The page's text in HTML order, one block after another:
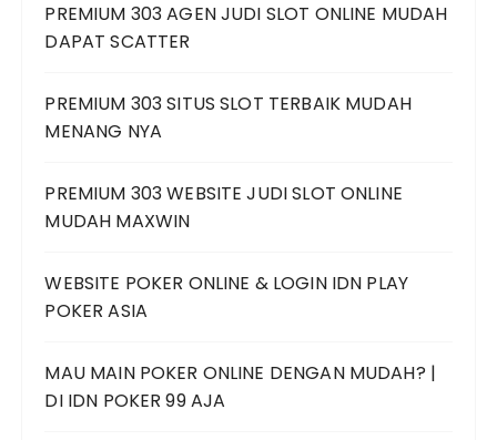
PREMIUM 303 AGEN JUDI SLOT ONLINE MUDAH
DAPAT SCATTER
PREMIUM 303 SITUS SLOT TERBAIK MUDAH
MENANG NYA
PREMIUM 303 WEBSITE JUDI SLOT ONLINE
MUDAH MAXWIN
WEBSITE POKER ONLINE & LOGIN IDN PLAY
POKER ASIA
MAU MAIN POKER ONLINE DENGAN MUDAH? |
DI IDN POKER 99 AJA